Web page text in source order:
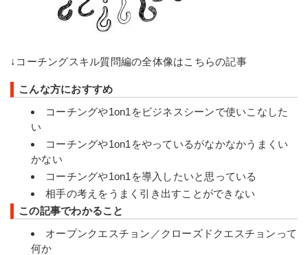
↓コーチングスキル質問編の全体像はこちらの記事
こんな方におすすめ
コーチングや1on1をビジネスシーンで使いこなした
い
コーチングや1on1をやっているがなかなかうまくい
かない
コーチングや1on1を導入したいと思っている
相手の考えをうまく引き出すことができない
この記事でわかること
オープンクエスチョン／クローズドクエスチョンって
何か